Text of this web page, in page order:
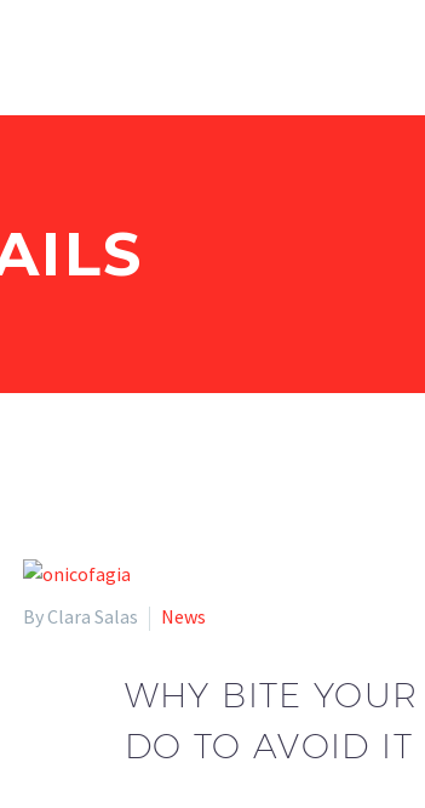
By Clara Salas News
WHY BITE
DO TO AVOID IT